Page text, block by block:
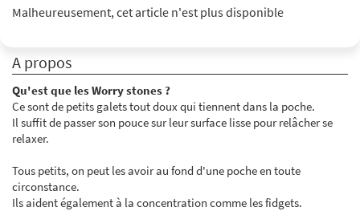
Malheureusement, cet article n'est plus disponible
A propos
Qu'est que les Worry stones ?
Ce sont de petits galets tout doux qui tiennent dans la poche.
Il suffit de passer son pouce sur leur surface lisse pour relâcher se
relaxer.
Tous petits, on peut les avoir au fond d'une poche en toute
circonstance.
Ils aident également à la concentration comme les fidgets.